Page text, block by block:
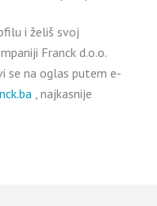
i želiš svoj
Franck d.o.o.
se na oglas putem e-
, najkasnije